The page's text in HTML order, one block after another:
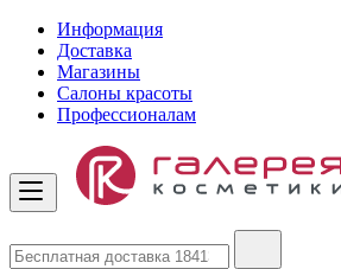
Информация
Доставка
Магазины
Салоны красоты
Профессионалам